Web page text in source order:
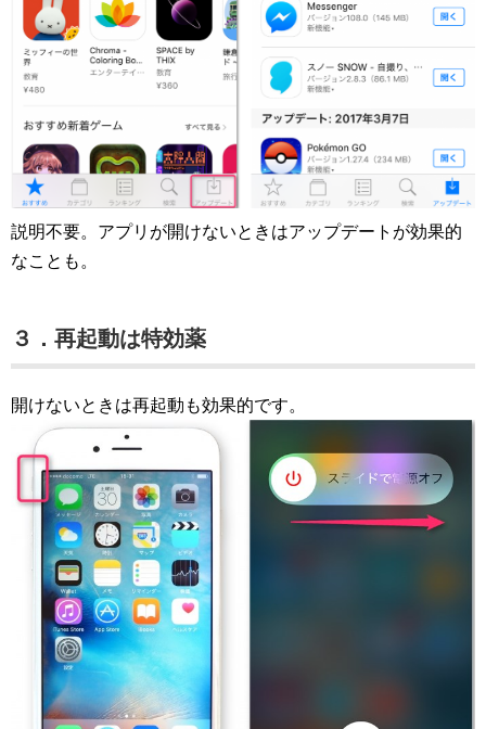
説明不要。アプリが開けないときはアップデートが効果的
なことも。
３．再起動は特効薬
開けないときは再起動も効果的です。